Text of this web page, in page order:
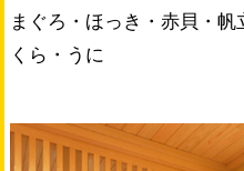
まぐろ・ほっき・赤貝・
くら・うに